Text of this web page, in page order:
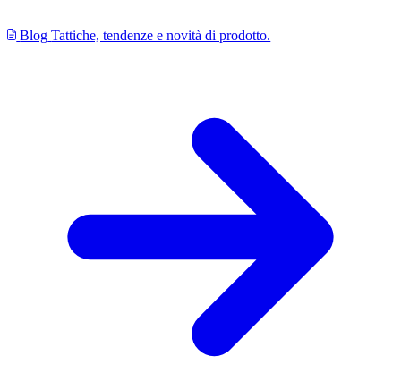
Blog Tattiche, tendenze e novità di prodotto.